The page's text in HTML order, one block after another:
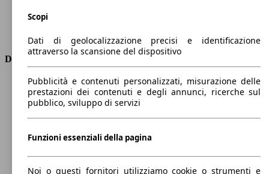
Trasmissione
Dimensioni
Lunghezza
4670 mm
Altezza
1480 mm
Larghezza
Peso massimo
1955 kg
Scopi
Dati di geolocalizzazione precisi e identificazione
attraverso la scansione del dispositivo
Pubblicità e contenuti personalizzati, misurazione delle
prestazioni dei contenuti e degli annunci, ricerche sul
pubblico, sviluppo di servizi
Funzioni essenziali della pagina
Noi o questi fornitori utilizziamo cookie o strumenti e